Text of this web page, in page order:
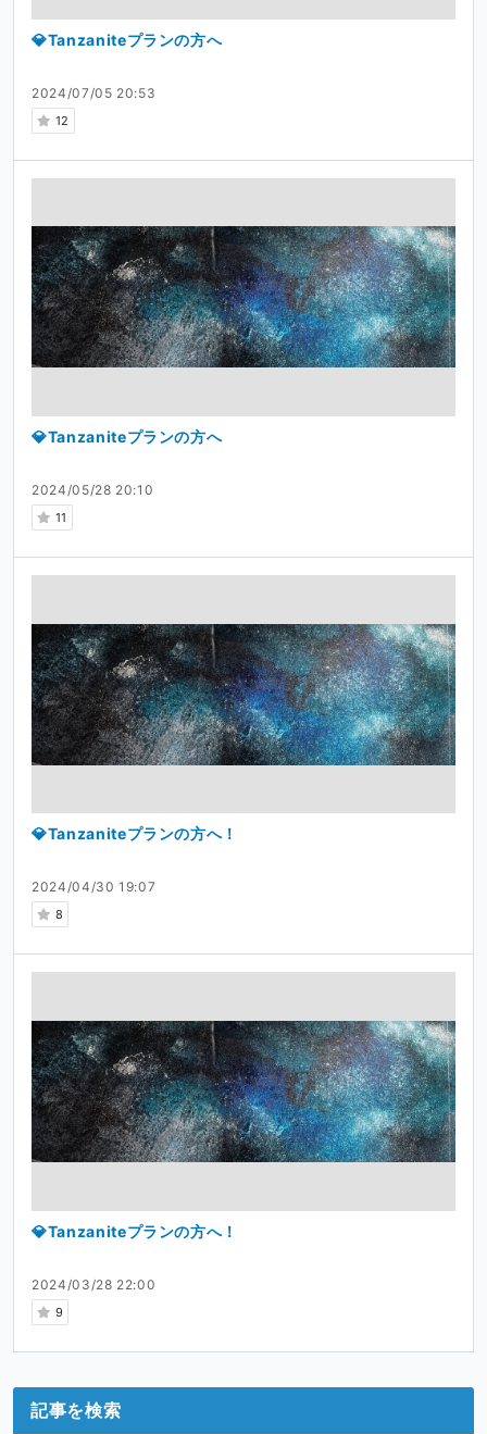
2024/07/05 20:53
12
💎Tanzaniteプランの方へ
2024/05/28 20:10
11
💎Tanzaniteプランの方へ
2024/04/30 19:07
8
💎Tanzaniteプランの方へ！
2024/03/28 22:00
9
💎Tanzaniteプランの方へ！
記事を検索